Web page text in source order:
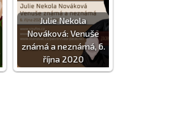
Julie Nekola
Nováková: Venuše
známá a neznámá, 6.
října 2020